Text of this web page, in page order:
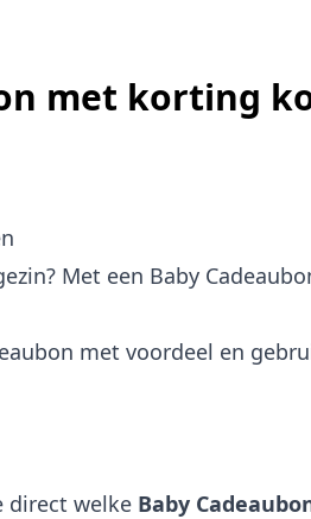
met korting
Met een Baby
met voordeel en
direct welke Baby